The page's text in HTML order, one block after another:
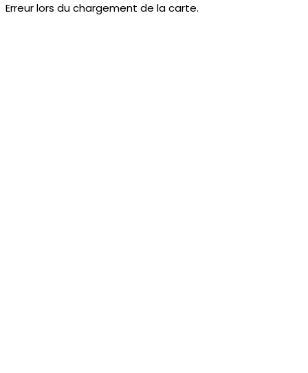
Erreur lors du chargement de la carte.